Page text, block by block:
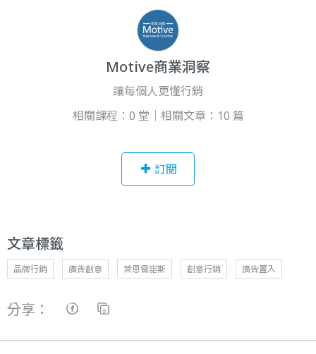
Motive商業洞察
讓每個人更懂行銷
相關課程：0 堂｜相關文章：10 篇
訂閱
文章標籤
品牌行銷 廣告創意 萊恩雷諾斯 創意行銷 廣告置入
分享：